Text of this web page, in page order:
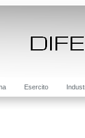
Esercito